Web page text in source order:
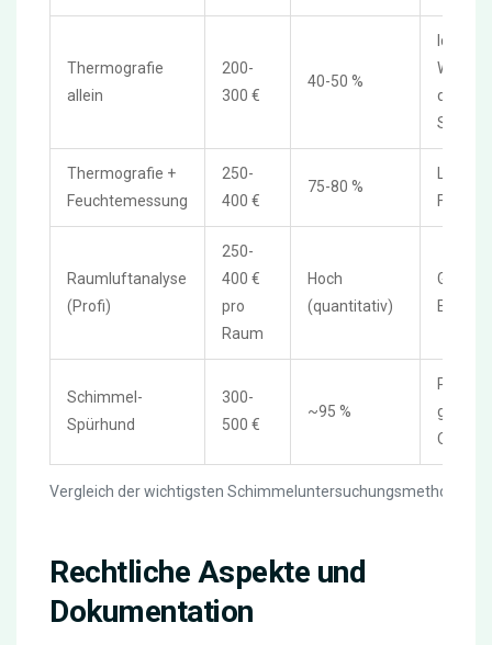
Vergleich der wichtigsten Schimmeluntersuchungsmethoden
Thermografie
allein
200-
300 €
40-50 %
direkte
Thermografie +
Feuchtemessung
250-
400 €
75-80 %
Raumluftanalyse
(Profi)
250-
400 €
pro
Raum
Hoch
(quantitativ)
Schimmel-
Spürhund
300-
500 €
~95 %
Rechtliche Aspekte und
Dokumentation